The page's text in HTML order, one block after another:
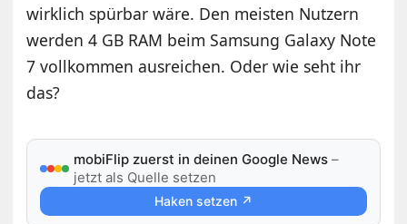
wirklich spürbar wäre. Den meisten Nutzern
werden 4 GB RAM beim Samsung Galaxy Note
7 vollkommen ausreichen. Oder wie seht ihr
das?
mobiFlip zuerst in deinen Google News –
jetzt als Quelle setzen
Haken setzen ↗